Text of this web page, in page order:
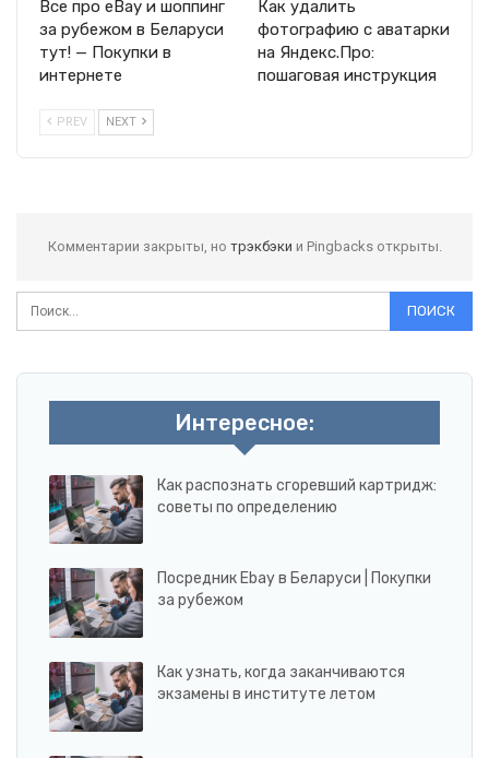
Все про eBay и шоппинг
за рубежом в Беларуси
тут! — Покупки в
интернете
Как удалить
фотографию с аватарки
на Яндекс.Про:
пошаговая инструкция
PREV NEXT
Комментарии закрыты, но трэкбэки и Pingbacks открыты.
Интересное:
Как распознать сгоревший картридж:
советы по определению
Посредник Ebay в Беларуси | Покупки
за рубежом
Как узнать, когда заканчиваются
экзамены в институте летом